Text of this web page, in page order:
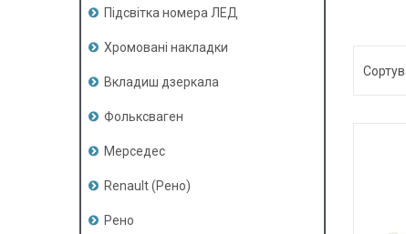
Підсвітка номера ЛЕД
Хромовані накладки
Вкладиш дзеркала
Фольксваген
Мерседес
Renault (Рено)
Рено